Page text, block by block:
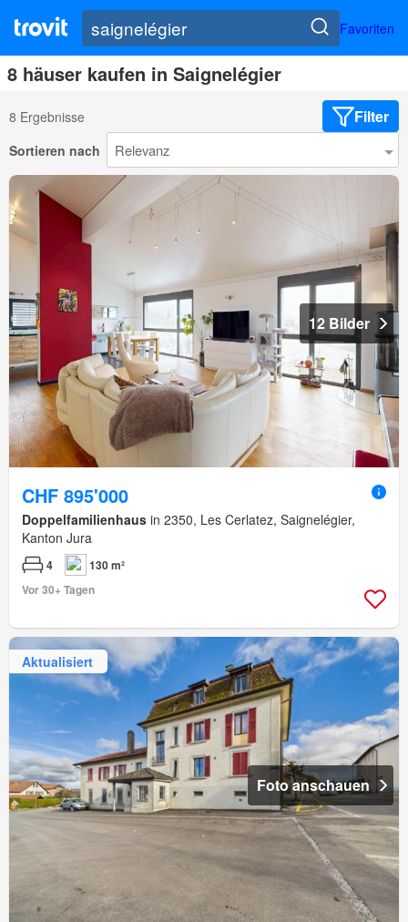
Favoriten
8 häuser kaufen in Saignelégier
8 Ergebnisse Filter
Sortieren nach
12 Bilder
CHF 895'000
Doppelfamilienhaus in 2350, Les Cerlatez, Saignelégier,
Kanton Jura
4
130 m²
Vor 30+ Tagen
Aktualisiert
Foto anschauen